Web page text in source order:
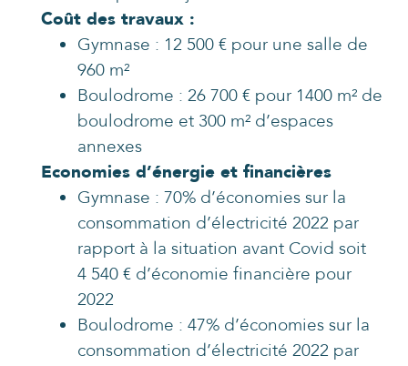
Coût des travaux :
Gymnase : 12 500 € pour une salle de
960 m²
Boulodrome : 26 700 € pour 1400 m² de
boulodrome et 300 m² d’espaces
annexes
Economies d’énergie et financières
Gymnase : 70% d’économies sur la
consommation d’électricité 2022 par
rapport à la situation avant Covid soit
4 540 € d’économie financière pour
2022
Boulodrome : 47% d’économies sur la
consommation d’électricité 2022 par